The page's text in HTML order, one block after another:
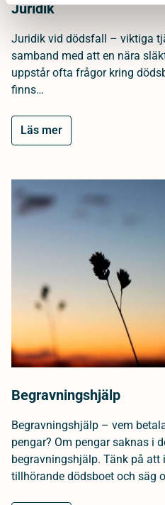
Juridik
Juridik vid dödsfall – viktiga
samband med att en nära
uppstår ofta frågor kring
finns…
Läs mer
Begravningshjälp
Begravningshjälp – vem
pengar? Om pengar saknas i
begravningshjälp. Tänk på
tillhörande dödsboet och säg